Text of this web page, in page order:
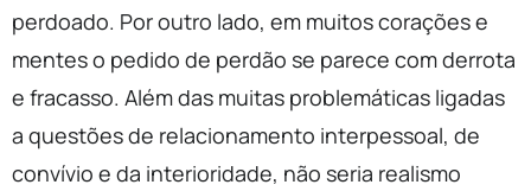
perdoado. Por outro lado, em muitos corações e
mentes o pedido de perdão se parece com derrota
e fracasso. Além das muitas problemáticas ligadas
a questões de relacionamento interpessoal, de
convívio e da interioridade, não seria realismo